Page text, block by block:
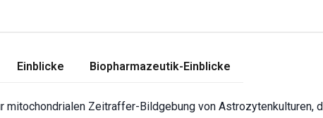
Einblicke Biopharmazeutik-Einblicke
Zeitraffer-Bildgebung von Astrozytenkulturen,